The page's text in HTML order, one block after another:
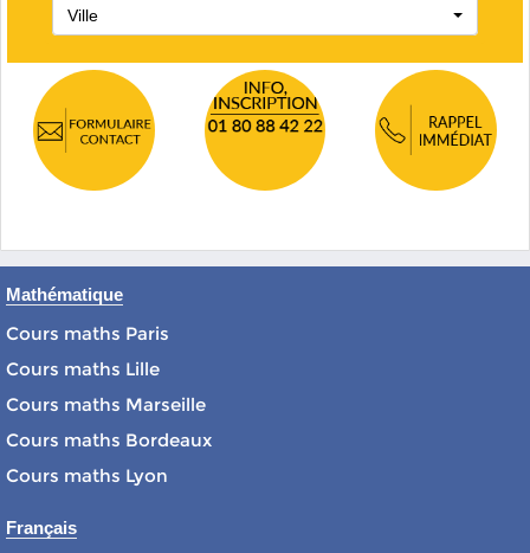
Ville
Mathématique
Cours maths Paris
Cours maths Lille
Cours maths Marseille
Cours maths Bordeaux
Cours maths Lyon
Français